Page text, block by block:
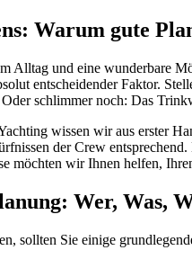
Warum gute
Alltag und eine wunderbare
entscheidender Faktor.
schlimmer noch: Das
wissen wir aus erster
der Crew
möchten wir Ihnen helfen,
Wer, Was,
sollten Sie einige